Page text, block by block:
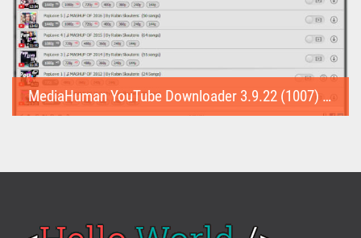
MediaHuman YouTube Downloader 3.9.22 (1007) (Repack & Portable)